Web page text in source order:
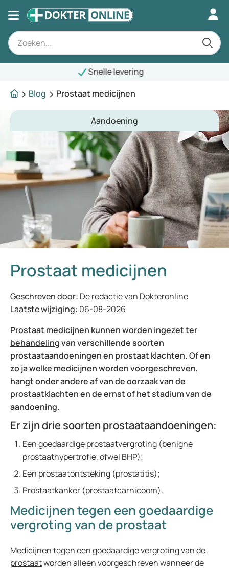
Blog
Prostaat medicijnen
Aandoening
Prostaat medicijnen
Geschreven door: De redactie van Dokteronline
Laatste wijziging: 06-08-2026
Prostaat medicijnen kunnen worden ingezet ter
behandelingvan verschillende soorten
prostaataandoeningen en prostaat klachten. Of en
zo ja welke medicijnen worden voorgeschreven,
hangt onder andere af van de oorzaak van de
prostaatklachten en de ernst of het stadium van de
aandoening.
Er zijn drie soorten prostaataandoeningen:
Een goedaardige prostaatvergroting (benigne
prostaathypertrofie, ofwel BHP);
Een prostaatontsteking (prostatitis);
Prostaatkanker (prostaatcarnicoom).
Medicijnen tegen een goedaardige
vergroting van de prostaat
Medicijnen tegen een goedaardige vergroting van de
prostaatworden alleen voorgeschreven wanneer de